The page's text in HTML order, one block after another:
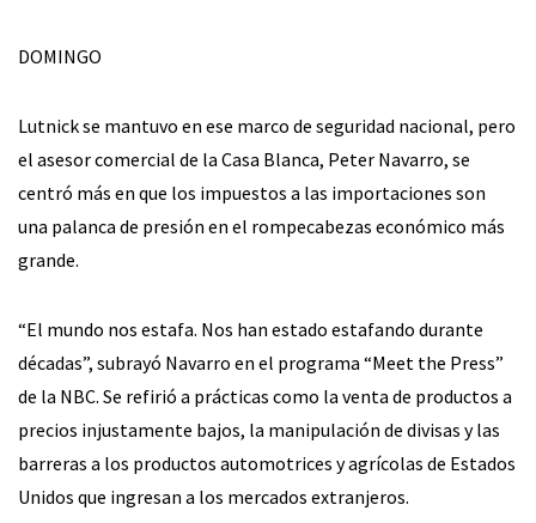
DOMINGO
Lutnick se mantuvo en ese marco de seguridad nacional, pero
el asesor comercial de la Casa Blanca, Peter Navarro, se
centró más en que los impuestos a las importaciones son
una palanca de presión en el rompecabezas económico más
grande.
“El mundo nos estafa. Nos han estado estafando durante
décadas”, subrayó Navarro en el programa “Meet the Press”
de la NBC. Se refirió a prácticas como la venta de productos a
precios injustamente bajos, la manipulación de divisas y las
barreras a los productos automotrices y agrícolas de Estados
Unidos que ingresan a los mercados extranjeros.